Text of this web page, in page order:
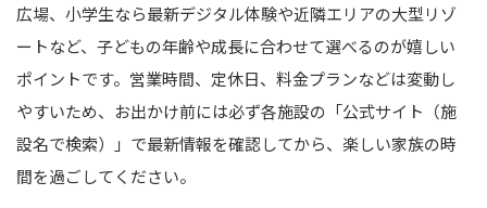
広場、小学生なら最新デジタル体験や近隣エリアの大型リゾ
ートなど、子どもの年齢や成長に合わせて選べるのが嬉しい
ポイントです。営業時間、定休日、料金プランなどは変動し
やすいため、お出かけ前には必ず各施設の「公式サイト（施
設名で検索）」で最新情報を確認してから、楽しい家族の時
間を過ごしてください。